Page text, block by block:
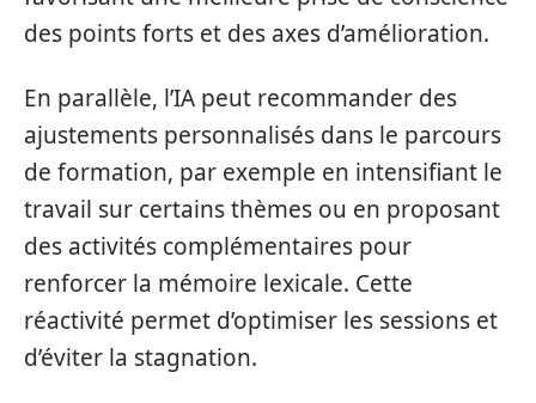
des points forts et des axes d’amélioration.
En parallèle, l’IA peut recommander des
ajustements personnalisés dans le parcours
de formation, par exemple en intensifiant le
travail sur certains thèmes ou en proposant
des activités complémentaires pour
renforcer la mémoire lexicale. Cette
réactivité permet d’optimiser les sessions et
d’éviter la stagnation.